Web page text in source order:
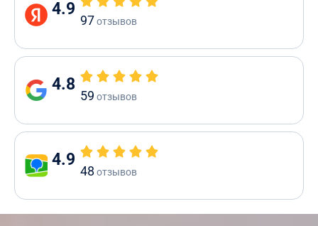
4.9
97отзывов
4.8
59 отзывов
4.9
48 отзывов